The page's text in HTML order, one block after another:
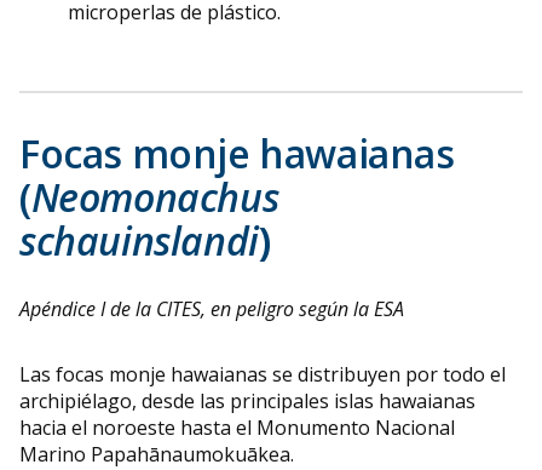
microperlas de plástico.
Focas monje hawaianas
(Neomonachus
schauinslandi)
Apéndice I de la CITES, en peligro según la ESA
Las focas monje hawaianas se distribuyen por todo el
archipiélago, desde las principales islas hawaianas
hacia el noroeste hasta el Monumento Nacional
Marino Papahānaumokuākea.